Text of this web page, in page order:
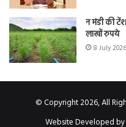
न मंडी की
लाखों रुपये
8 July
© Copyright 2026, All
Website Developed by